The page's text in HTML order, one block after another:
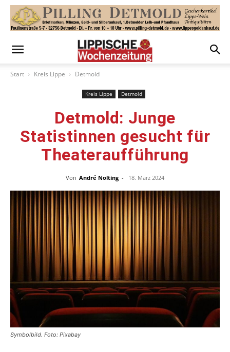
Start Kreis Lippe Detmold
Kreis Lippe Detmold
Detmold: Junge
Statistinnen gesucht für
Theateraufführung
Von André Nolting - 18. März 2024
Symbolbild. Foto: Pixabay